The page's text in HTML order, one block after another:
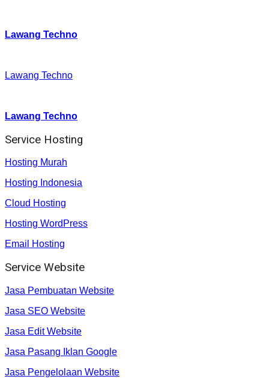
Lawang Techno
Lawang Techno
Lawang Techno
Service Hosting
Hosting Murah
Hosting Indonesia
Cloud Hosting
Hosting WordPress
Email Hosting
Service Website
Jasa Pembuatan Website
Jasa SEO Website
Jasa Edit Website
Jasa Pasang Iklan Google
Jasa Pengelolaan Website